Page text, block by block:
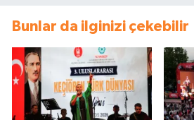
Bunlar da ilginizi çekebilir